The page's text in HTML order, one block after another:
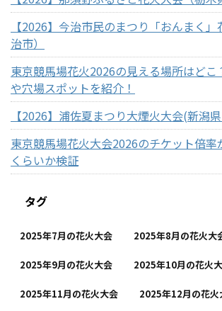
【2026】今治市民のまつり「おんまく
治市）
東京競馬場花火2026の見える場所はどこ
や穴場スポットを紹介！
【2026】浦佐夏まつり大煙火大会(新潟
東京競馬場花火大会2026のチケット倍率
くらいか検証
タグ
2025年7月の花火大会 2025年8月の花火大
2025年9月の花火大会 2025年10月の花火
2025年11月の花火大会 2025年12月の花火